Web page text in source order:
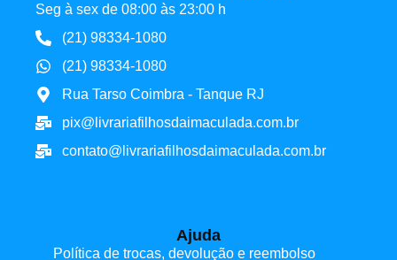
Seg à sex de 08:00 às 23:00 h
(21) 98334-1080
(21) 98334-1080
Rua Tarso Coimbra - Tanque RJ
pix@livrariafilhosdaimaculada.com.br
contato@livrariafilhosdaimaculada.com.br
Ajuda
Política de trocas, devolução e reembolso